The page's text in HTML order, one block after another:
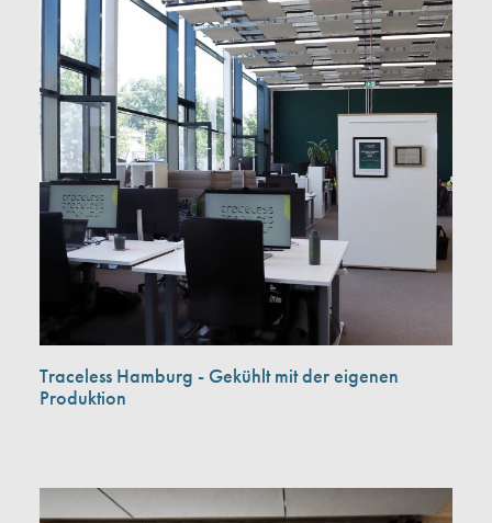
Traceless Hamburg - Gekühlt mit der eigenen
Produktion